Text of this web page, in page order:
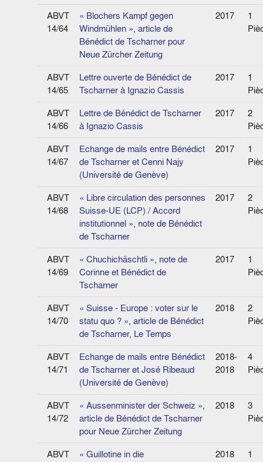
ABVT
14/64
« Blochers Kampf gegen
Windmühlen », article de
Bénédict de Tscharner pour
Neue Zürcher Zeitung
2017
1
ABVT
14/65
Lettre ouverte de Bénédict de
Tscharner à Ignazio Cassis
2017
1
ABVT
14/66
Lettre de Bénédict de Tscharner
à Ignazio Cassis
2017
2
ABVT
14/67
Echange de mails entre Bénédict
de Tscharner et Cenni Najy
(Université de Genève)
2017
1
ABVT
14/68
« Libre circulation des personnes
Suisse-UE (LCP) / Accord
institutionnel », note de Bénédict
de Tscharner
2017
2
ABVT
14/69
« Chuchichäschtli », note de
Corinne et Bénédict de
Tscharner
2017
1
ABVT
14/70
« Suisse - Europe : voter sur le
statu quo ? », article de Bénédict
de Tscharner, Le Temps
2018
2
ABVT
14/71
Echange de mails entre Bénédict
de Tscharner et José Ribeaud
(Université de Genève)
2018-
2018
4
ABVT
14/72
« Aussenminister der Schweiz »,
article de Bénédict de Tscharner
pour Neue Zürcher Zeitung
2018
3
ABVT
« Guillotine in die
2018
1